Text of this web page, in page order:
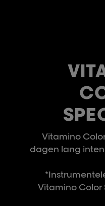
Vitamino
dagen lang
Vitamino Color